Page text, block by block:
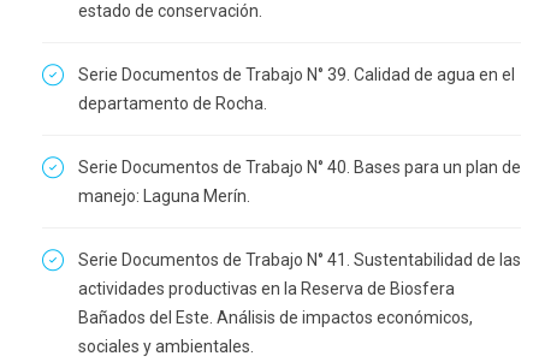
estado de conservación.
Serie Documentos de Trabajo N° 39. Calidad de agua en el
departamento de Rocha.
Serie Documentos de Trabajo N° 40. Bases para un plan de
manejo: Laguna Merín.
Serie Documentos de Trabajo N° 41. Sustentabilidad de las
actividades productivas en la Reserva de Biosfera
Bañados del Este. Análisis de impactos económicos,
sociales y ambientales.